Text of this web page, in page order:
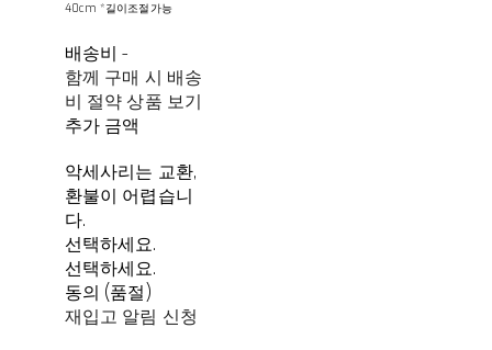
40cm *길이조절가능
배송비-
함께 구매 시 배송
비 절약 상품 보기
추가 금액
악세사리는 교환,
환불이 어렵습니
다.
선택하세요.
선택하세요.
동의 (품절)
재입고 알림 신청